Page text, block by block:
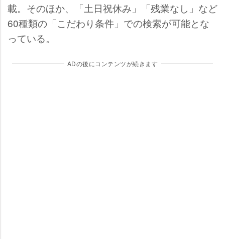
載。そのほか、「土日祝休み」「残業なし」など
60種類の「こだわり条件」での検索が可能とな
っている。
ADの後にコンテンツが続きます